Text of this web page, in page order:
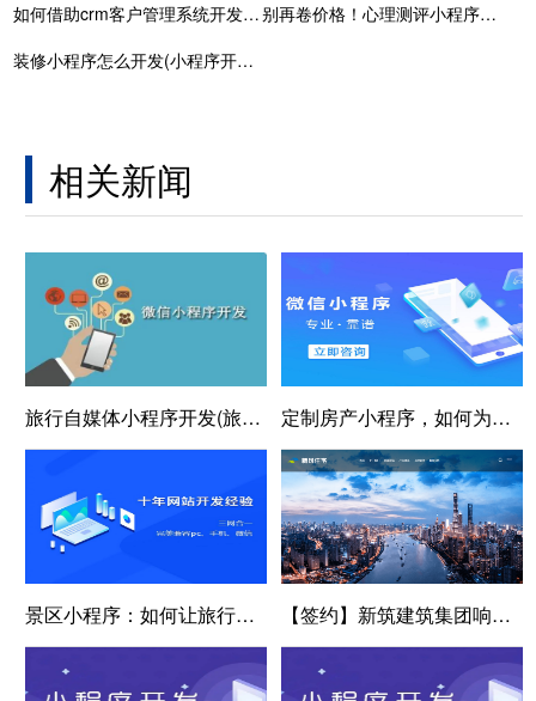
如何借助crm客户管理系统开发，助力数字化企业
别再卷价格！心理测评小程序开发，用体验和专业让机构脱颖
装修小程序怎么开发(小程序开发：装修助手一键搞定)
相关新闻
旅行自媒体小程序开发(旅行百科：游玩指南、攻略大全) 定制房产小程序，如何为企业带来高效获客与转化？
景区小程序：如何让旅行告别“排队 + 迷路”的噩梦 【签约】新筑建筑集团响应式网站建设项目